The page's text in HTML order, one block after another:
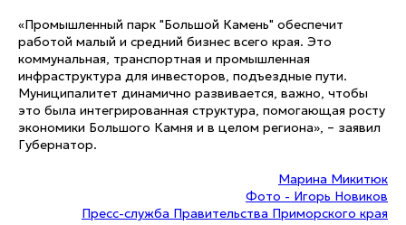
«Промышленный парк "Большой Камень" обеспечит
работой малый и средний бизнес всего края. Это
коммунальная, транспортная и промышленная
инфраструктура для инвесторов, подъездные пути.
Муниципалитет динамично развивается, важно, чтобы
это была интегрированная структура, помогающая росту
экономики Большого Камня и в целом региона», – заявил
Губернатор.
Марина Микитюк
Фото - Игорь Новиков
Пресс-служба Правительства Приморского края